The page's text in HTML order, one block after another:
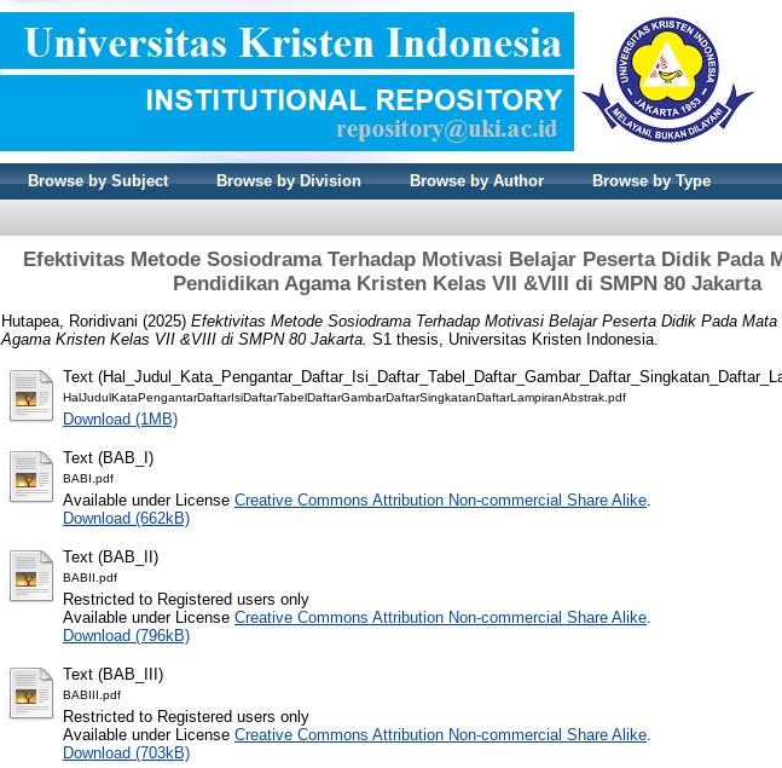
Browse by Subject Browse by Division Browse by Author Browse by Type
Efektivitas Metode Sosiodrama Terhadap Motivasi Belajar Peserta Didik Pada
Pendidikan Agama Kristen Kelas VII &VIII di SMPN 80 Jakarta
Hutapea, Roridivani (2025) Efektivitas Metode Sosiodrama Terhadap Motivasi Belajar Peserta Didik Pada
Agama Kristen Kelas VII &VIII di SMPN 80 Jakarta. S1 thesis, Universitas Kristen Indonesia.
Text
HalJudulKataPengantarDaftarIsiDaftarTabelDaftarGambarDaftarSingkatanDaftarLampiranAbstrak.pdf
Download (1MB)
Text (BAB_I)
BABI.pdf
Available under License Creative Commons Attribution Non-commercial Share Alike
Download (662kB)
Text (BAB_II)
BABII.pdf
Restricted to Registered users only
Available under License Creative Commons Attribution Non-commercial Share Alike
Download (796kB)
Text (BAB_III)
BABIII.pdf
Restricted to Registered users only
Available under License Creative Commons Attribution Non-commercial Share Alike
Download (703kB)